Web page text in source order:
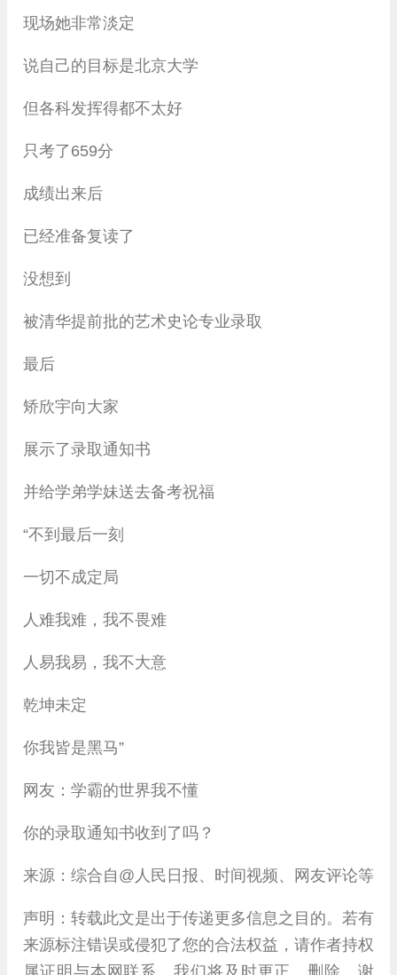
现场她非常淡定
说自己的目标是北京大学
但各科发挥得都不太好
只考了659分
成绩出来后
已经准备复读了
没想到
被清华提前批的艺术史论专业录取
最后
矫欣宇向大家
展示了录取通知书
并给学弟学妹送去备考祝福
“不到最后一刻
一切不成定局
人难我难，我不畏难
人易我易，我不大意
乾坤未定
你我皆是黑马”
网友：学霸的世界我不懂
你的录取通知书收到了吗？
来源：综合自@人民日报、时间视频、网友评论等
声明：转载此文是出于传递更多信息之目的。若有
来源标注错误或侵犯了您的合法权益，请作者持权